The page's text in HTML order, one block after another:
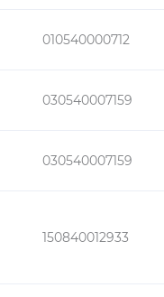
010540000712
030540007159
030540007159
150840012933